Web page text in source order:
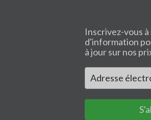
Inscrivez-vous
d'information
à jour sur nos